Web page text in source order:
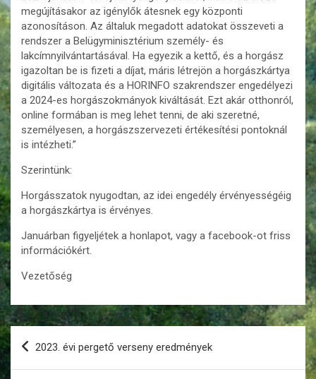
megújításakor az igénylők átesnek egy központi
azonosításon. Az általuk megadott adatokat összeveti a
rendszer a Belügyminisztérium személy- és
lakcímnyilvántartásával. Ha egyezik a kettő, és a horgász
igazoltan be is fizeti a díjat, máris létrejön a horgászkártya
digitális változata és a HORINFO szakrendszer engedélyezi
a 2024-es horgászokmányok kiváltását. Ezt akár otthonról,
online formában is meg lehet tenni, de aki szeretné,
személyesen, a horgászszervezeti értékesítési pontoknál
is intézheti.”
Szerintünk:
Horgásszatok nyugodtan, az idei engedély érvényességéig
a horgászkártya is érvényes.
Januárban figyeljétek a honlapot, vagy a facebook-ot friss
információkért.
Vezetőség
Bejegyzés
navigáció
2023. évi pergető verseny eredmények